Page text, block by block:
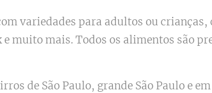
variedades para adultos ou
muito mais. Todos os alimentos são
de São Paulo, grande São Paulo e